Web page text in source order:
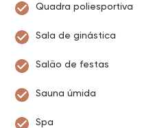
Quadra poliesportiva
Sala de ginástica
Salão de festas
Sauna úmida
Spa